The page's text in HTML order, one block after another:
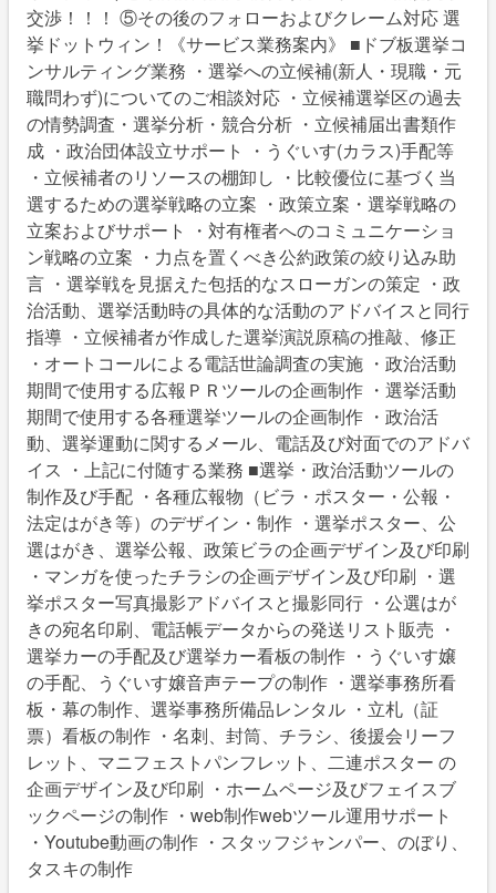
交渉！！！ ⑤その後のフォローおよびクレーム対応 選
挙ドットウィン！《サービス業務案内》 ■ドブ板選挙コ
ンサルティング業務 ・選挙への立候補(新人・現職・元
職問わず)についてのご相談対応 ・立候補選挙区の過去
の情勢調査・選挙分析・競合分析 ・立候補届出書類作
成 ・政治団体設立サポート ・うぐいす(カラス)手配等
・立候補者のリソースの棚卸し ・比較優位に基づく当
選するための選挙戦略の立案 ・政策立案・選挙戦略の
立案およびサポート ・対有権者へのコミュニケーショ
ン戦略の立案 ・力点を置くべき公約政策の絞り込み助
言 ・選挙戦を見据えた包括的なスローガンの策定 ・政
治活動、選挙活動時の具体的な活動のアドバイスと同行
指導 ・立候補者が作成した選挙演説原稿の推敲、修正
・オートコールによる電話世論調査の実施 ・政治活動
期間で使用する広報ＰＲツールの企画制作 ・選挙活動
期間で使用する各種選挙ツールの企画制作 ・政治活
動、選挙運動に関するメール、電話及び対面でのアドバ
イス ・上記に付随する業務 ■選挙・政治活動ツールの
制作及び手配 ・各種広報物（ビラ・ポスター・公報・
法定はがき等）のデザイン・制作 ・選挙ポスター、公
選はがき、選挙公報、政策ビラの企画デザイン及び印刷
・マンガを使ったチラシの企画デザイン及び印刷 ・選
挙ポスター写真撮影アドバイスと撮影同行 ・公選はが
きの宛名印刷、電話帳データからの発送リスト販売 ・
選挙カーの手配及び選挙カー看板の制作 ・うぐいす嬢
の手配、うぐいす嬢音声テープの制作 ・選挙事務所看
板・幕の制作、選挙事務所備品レンタル ・立札（証
票）看板の制作 ・名刺、封筒、チラシ、後援会リーフ
レット、マニフェストパンフレット、二連ポスター の
企画デザイン及び印刷 ・ホームページ及びフェイスブ
ックページの制作 ・web制作webツール運用サポート
・Youtube動画の制作 ・スタッフジャンパー、のぼり、
タスキの制作